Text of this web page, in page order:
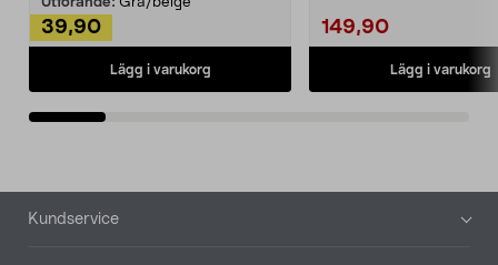
39,90
Lägg i varukorg
149,90
Lägg i varukorg
Sidfot
Kundservice